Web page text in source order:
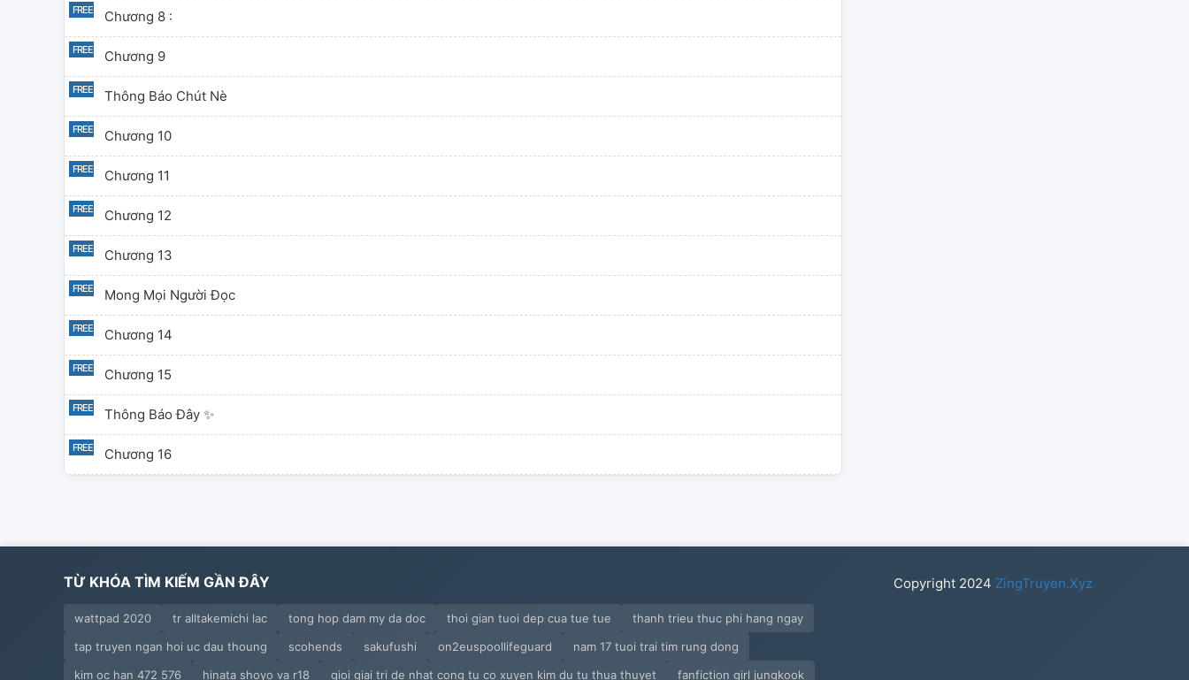
Chương 8 :
Chương 9
Thông Báo Chút Nè
Chương 10
Chương 11
Chương 12
Chương 13
Mong Mọi Người Đọc
Chương 14
Chương 15
Thông Báo Đây ✨
Chương 16
Chương 19
Xàm Xí
TỪ KHÓA TÌM KIẾM GẦN ĐÂY
wattpad 2020 tr alltakemichi lac tong hop dam my da doc thoi gian tuoi dep cua tue tue
thanh trieu thuc phi hang ngay
tap truyen ngan hoi uc dau thoung
scohends sakufushi on2euspoollifeguard
nam 17 tuoi trai tim rung dong
kim oc han 472 576
hinata shoyo va r18 gioi giai tri de nhat cong tu co xuyen kim du tu thua thuyet fanfiction girl jungkook
Copyright 2024 ZingTruyen.Xyz